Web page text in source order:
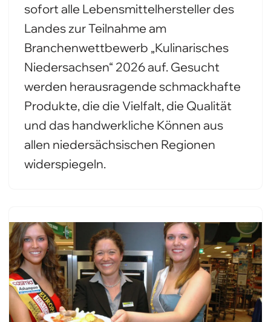
sofort alle Lebensmittelhersteller des
Landes zur Teilnahme am
Branchenwettbewerb „Kulinarisches
Niedersachsen“ 2026 auf. Gesucht
werden herausragende schmackhafte
Produkte, die die Vielfalt, die Qualität
und das handwerkliche Können aus
allen niedersächsischen Regionen
widerspiegeln.